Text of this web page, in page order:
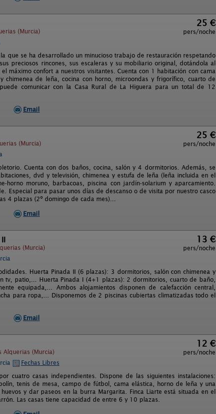
(Murcia)
25 €
pers/noche
que se ha desarrollado un minucioso trabajo de restauración respetando
preciosos rincones, sus escaleras y su mobiliario original, dotándola al
máximo confort a nuestros visitantes. Cuenta con 1 habitación con cama
de leña, cocina con horno, microondas y frigorífico, cuarto de
comunicar con la Casa Rural de La Higuera para un total de 12
Email
(Murcia)
25 €
pers/noche
Cuenta con dos baños, cocina, salón y 4 dormitorios. Además, se
dvd y televisión, chimenea y estufa de leña (leña incluida en el
moruno, barbacoas, piscina con jardín-solarium y aparcamiento.
Especial para pasar unos días de descanso o de visita por nuestro casco
4 plazas (2º domingo de cada mes)...
Email
(Murcia)
13 €
pers/noche
Huerta Pinada II (6 plazas): 3 dormitorios, salón con chimenea y
tv, patio,... Huerta Pinada I (4+1 plazas): 2 dormitorios, cuarto de baño,
equipada,... Ambos alojamientos disponen de calefacción central,
para ropa,... Disponemos de 2 piscinas cubiertas climatizadas todo el
Email
Alquerias (Murcia)
12 €
pers/noche
Fechas Libres
cuatro casas independientes. Dispone de las siguientes instalaciones:
tenis de mesa, campo de fútbol, cama elástica, horno de leña y una
y dar paseos en la burra Margarita. Finca Liarte está situada en el
Las casas tiene capacidad de entre 6 y 10 plazas.